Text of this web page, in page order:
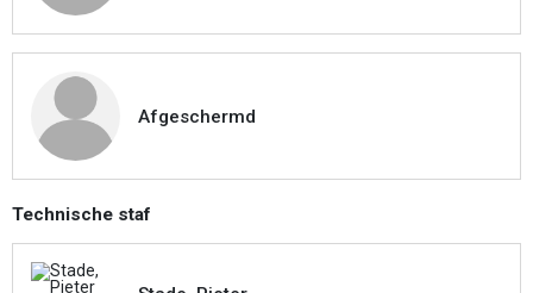
Afgeschermd
Technische staf